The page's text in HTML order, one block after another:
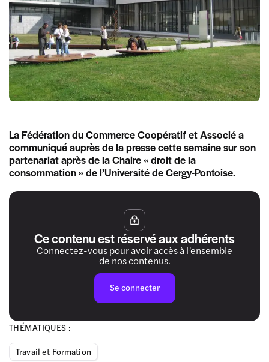
THÉMATIQUES :
Travail et Formation
La Fédération du Commerce Coopératif et Associé a
communiqué auprès de la presse cette semaine sur son
partenariat après de la Chaire « droit de la
consommation » de l’Université de Cergy-Pontoise.
Ce contenu est réservé aux adhérents
Connectez-vous pour avoir accès à l’ensemble
de nos contenus.
Se connecter